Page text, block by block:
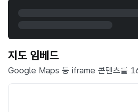
지도 임베드
Google Maps 등 iframe 콘텐츠를